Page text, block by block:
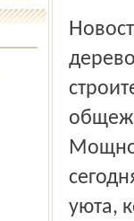
Новостроек в городе было немного. Завод
уюта,